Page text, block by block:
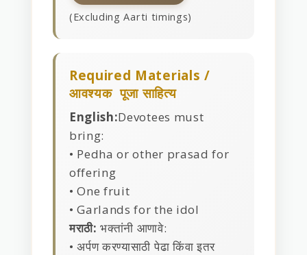
(Excluding Aarti timings)
Required Materials /
आवश्यक पूजा साहित्य
English:Devotees must
bring:
• Pedha or other prasad for
offering
• One fruit
• Garlands for the idol
मराठी: भक्तांनी आणावे:
• अर्पण करण्यासाठी पेढा किंवा इतर